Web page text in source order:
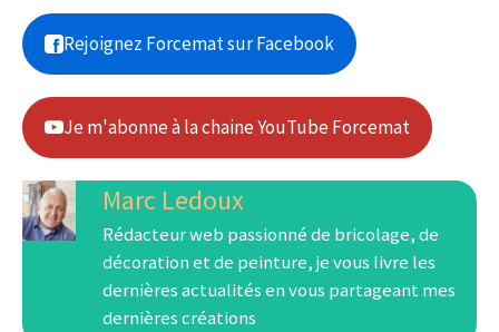
Rejoignez Forcemat sur Facebook
Je m'abonne à la chaine YouTube Forcemat
Marc Ledoux
Rédacteur web passionné de bricolage, de
décoration et de peinture, je vous livre les
dernières actualités en vous partageant mes
dernières créations